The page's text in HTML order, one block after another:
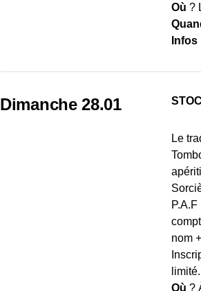
Où ?
Infos
Dimanche 28.01
Le
nom
limité.
Où ?